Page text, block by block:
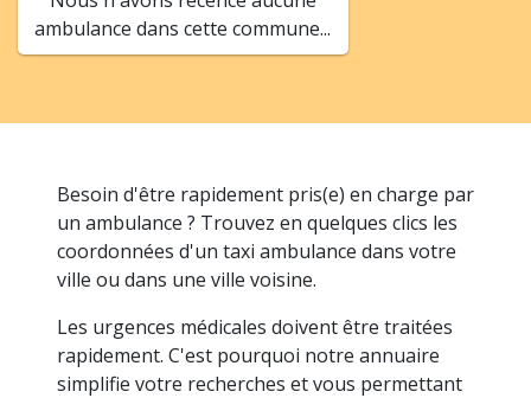
ambulance dans cette commune...
Besoin d'être rapidement pris(e) en charge par
un ambulance ? Trouvez en quelques clics les
coordonnées d'un taxi ambulance dans votre
ville ou dans une ville voisine.
Les urgences médicales doivent être traitées
rapidement. C'est pourquoi notre annuaire
simplifie votre recherches et vous permettant